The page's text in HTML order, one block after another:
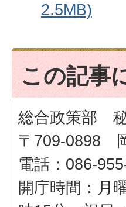
2.5MB)
この記事
総合政策部
〒709-0898
電話：086-
開庁時間：月